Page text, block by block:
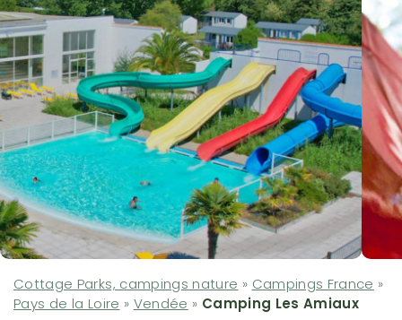
Cottage Parks, campings nature » Campings France »
Pays de la Loire » Vendée » Camping Les Amiaux